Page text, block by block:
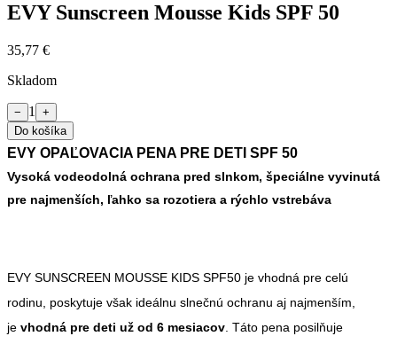
EVY Sunscreen Mousse Kids SPF 50
35,77 €
Skladom
− 1
+
Do košíka
EVY OPAĽOVACIA PENA PRE DETI SPF 50
Vysoká vodeodolná ochrana pred slnkom, špeciálne vyvinutá
pre najmenších, ľahko sa rozotiera a rýchlo vstrebáva
EVY SUNSCREEN MOUSSE KIDS SPF50 je vhodná pre celú
rodinu, poskytuje však ideálnu slnečnú ochranu aj najmenším,
je vhodná pre deti už od 6 mesiacov . Táto pena posilňuje